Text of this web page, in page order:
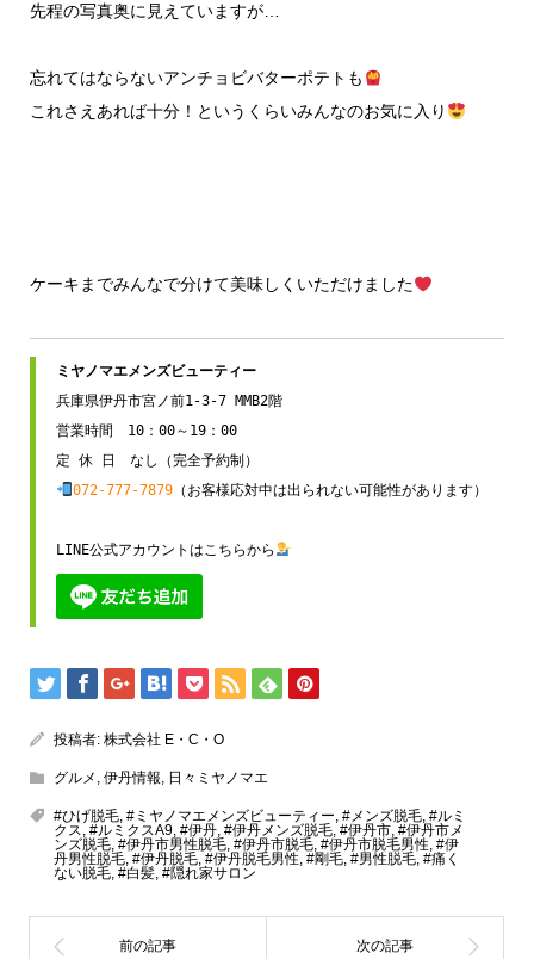
先程の写真奥に見えていますが…
忘れてはならないアンチョビバターポテトも
これさえあれば十分！というくらいみんなのお気に入り
ケーキまでみんなで分けて美味しくいただけました
ミヤノマエメンズビューティー
兵庫県伊丹市宮ノ前1-3-7 MMB2階
営業時間　10：00～19：00
072-777-7879（お客様応対中は出られない可能性があります）
LINE公式アカウントはこちらから
投稿者: 株式会社 E・C・O
グルメ 伊丹情報 日々ミヤノマエ
#ひげ脱毛, #ミヤノマエメンズビューティー #メンズ脱毛, #ルミ
クス #ルミクスA9, #伊丹, #伊丹メンズ脱毛, #伊丹市, #伊丹市メ
ンズ脱毛, #伊丹市男性脱毛, #伊丹市脱毛, #伊丹市脱毛男性, #伊
丹男性脱毛, #伊丹脱毛, #伊丹脱毛男性, #剛毛, #男性脱毛, #痛く
ない脱毛, #白髪, #隠れ家サロン